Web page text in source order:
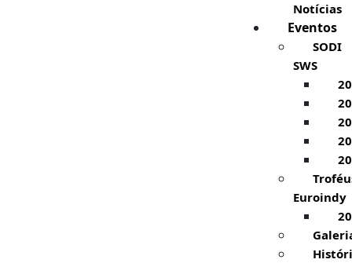
Notícias
Eventos
SODI
SWS
Euroindy